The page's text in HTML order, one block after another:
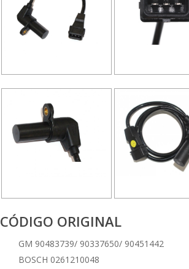
CÓDIGO ORIGINAL
GM 90483739/ 90337650/ 90451442
BOSCH 0261210048